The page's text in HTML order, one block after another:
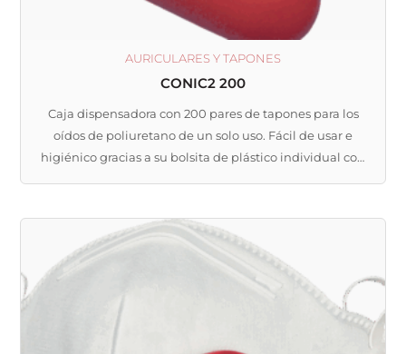
AURICULARES Y TAPONES
CONIC2 200
Caja dispensadora con 200 pares de tapones para los
oídos de poliuretano de un solo uso. Fácil de usar e
higiénico gracias a su bolsita de plástico individual con